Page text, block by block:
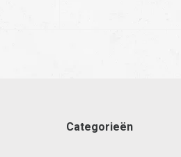
Categorieën